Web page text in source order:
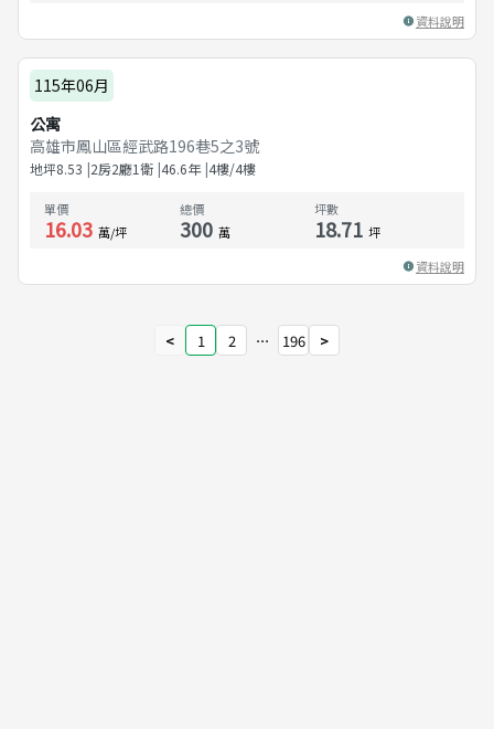
資料說明
115年06月
公寓
高雄市鳳山區經武路196巷5之3號
地坪8.53 2房2廳1衛 46.6年 4樓/4樓
單價
16.03 萬/坪
總價
300 萬
坪數
18.71 坪
資料說明
< 1 2 ⋯ 196 >